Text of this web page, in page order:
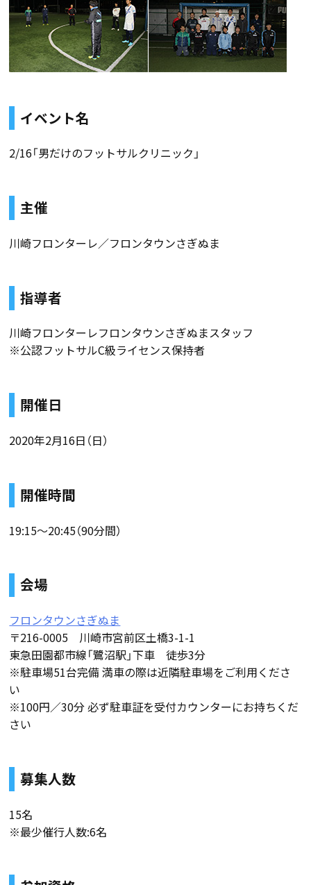
イベント名
2/16「男だけのフットサルクリニック」
主催
川崎フロンターレ／フロンタウンさぎぬま
指導者
川崎フロンターレフロンタウンさぎぬまスタッフ
※公認フットサルC級ライセンス保持者
開催日
2020年2月16日（日）
開催時間
19:15～20:45（90分間）
会場
フロンタウンさぎぬま
〒216-0005 川崎市宮前区土橋3-1-1
東急田園都市線「鷺沼駅」下車 徒歩3分
※駐車場51台完備 満車の際は近隣駐車場をご利用くださ
い
※100円／30分 必ず駐車証を受付カウンターにお持ちくだ
さい
募集人数
15名
※最少催行人数:6名